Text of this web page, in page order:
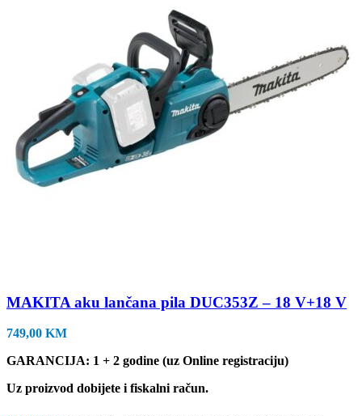
MAKITA aku lančana pila DUC353Z – 18 V+18 V
749,00 KM
GARANCIJA: 1 + 2 godine (uz Online registraciju)
Uz proizvod dobijete i fiskalni račun.